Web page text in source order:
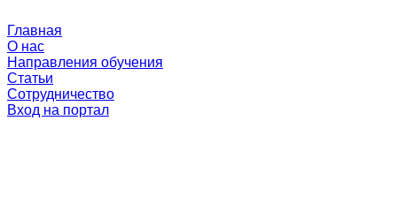
Главная
О нас
Направления обучения
Статьи
Сотрудничество
Вход на портал